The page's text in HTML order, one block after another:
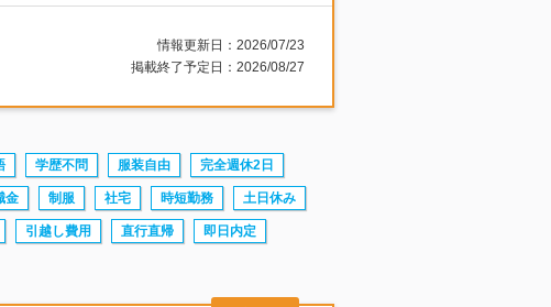
情報更新日：2026/07/23
掲載終了予定日：2026/08/27
学歴不問 服装自由 完全週休2日
金 制服 社宅 時短勤務 土日休み
引越し費用 直行直帰 即日内定